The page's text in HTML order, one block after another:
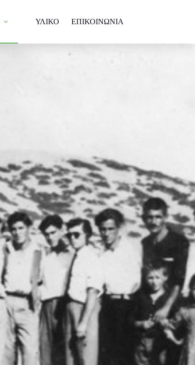
ΥΛΙΚΟ ΕΠΙΚΟΙΝΩΝΙΑ